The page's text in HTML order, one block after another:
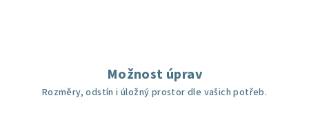
Možnost úprav
Rozměry, odstín i úložný prostor dle vašich potřeb.